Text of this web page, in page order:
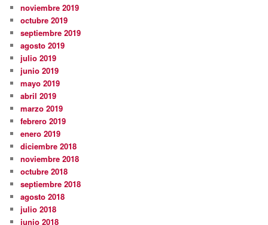
noviembre 2019
octubre 2019
septiembre 2019
agosto 2019
julio 2019
junio 2019
mayo 2019
abril 2019
marzo 2019
febrero 2019
enero 2019
diciembre 2018
noviembre 2018
octubre 2018
septiembre 2018
agosto 2018
julio 2018
junio 2018